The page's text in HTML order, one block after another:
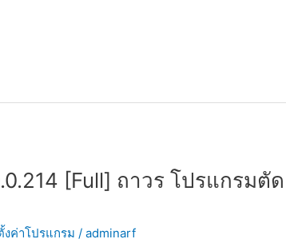
[Full] ถาวร โปรแกรมตัด
งค่าโปรแกรม /adminarf